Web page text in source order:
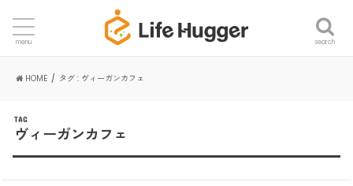
search
menu
HOME タグ : ヴィーガンカフェ
TAG
ヴィーガンカフェ